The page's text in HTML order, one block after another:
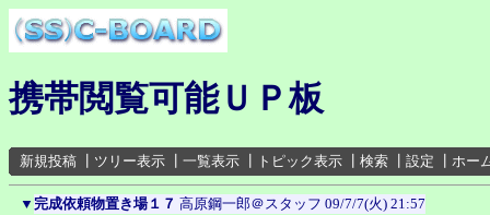
携帯閲覧可能ＵＰ板
新規投稿 ツリー表示 一覧表示 トピック表示 検索 設定 ホー
▼ 完成依頼物置き場１７ 高原鋼一郎＠スタッフ 09/7/7(火) 21:57